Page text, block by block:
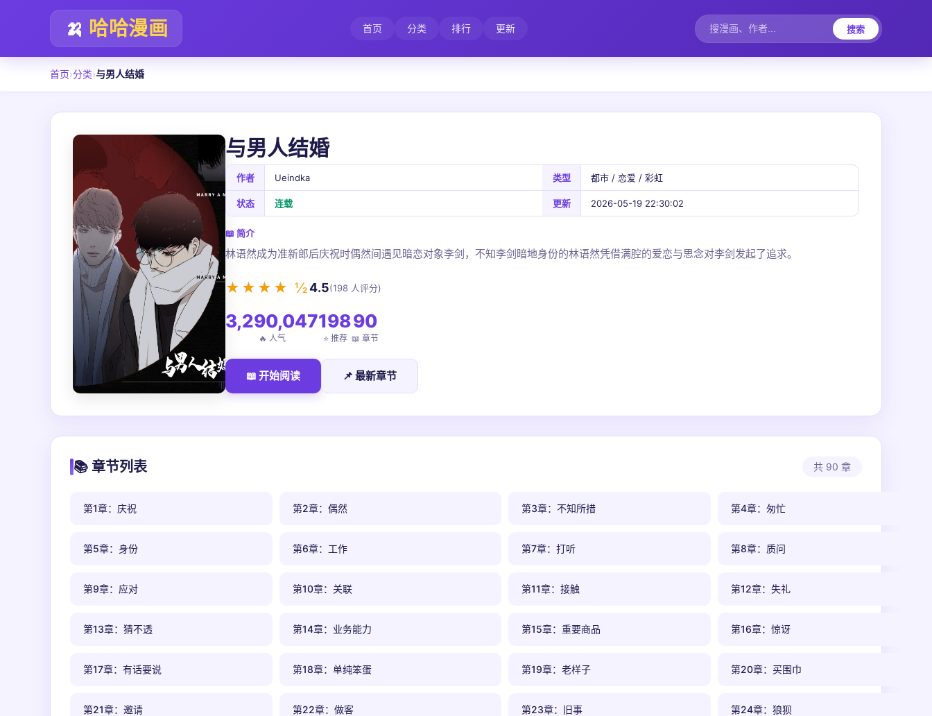
🍌 哈哈漫画 首页 分类 排行 更新 搜索
首页›分类›与男人结婚
与男人结婚
作者 Ueindka 类型 都市 / 恋爱 / 彩虹
状态 连载 更新 2026-05-19 22:30:02
📖 简介
林语然成为准新郎后庆祝时偶然间遇见暗恋对象李剑，不知李剑暗地身份的林语然凭借满腔的爱恋与思念对李剑发起了追求。
★★★★ ½4.5(198 人评分)
3,290,047
🔥 人气
198
⭐ 推荐
90
📖 章节
📖 开始阅读 📌 最新章节
📚 章节列表 共 90 章
第1章：庆祝 第2章：偶然 第3章：不知所措 第4章：匆忙
第5章：身份 第6章：工作 第7章：打听 第8章：质问
第9章：应对 第10章：关联 第11章：接触 第12章：失礼
第13章：猜不透 第14章：业务能力 第15章：重要商品 第16章：惊讶
第17章：有话要说 第18章：单纯笨蛋 第19章：老样子 第20章：买围巾
第21章：邀请 第22章：做客 第23章：旧事 第24章：狼狈